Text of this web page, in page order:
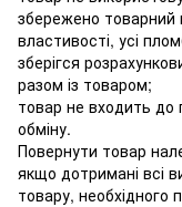
збережено товарний
властивості, усі
зберігся
разом із товаром;
товар не входить до
обміну.
Повернути товар
якщо дотримані всі
товару,